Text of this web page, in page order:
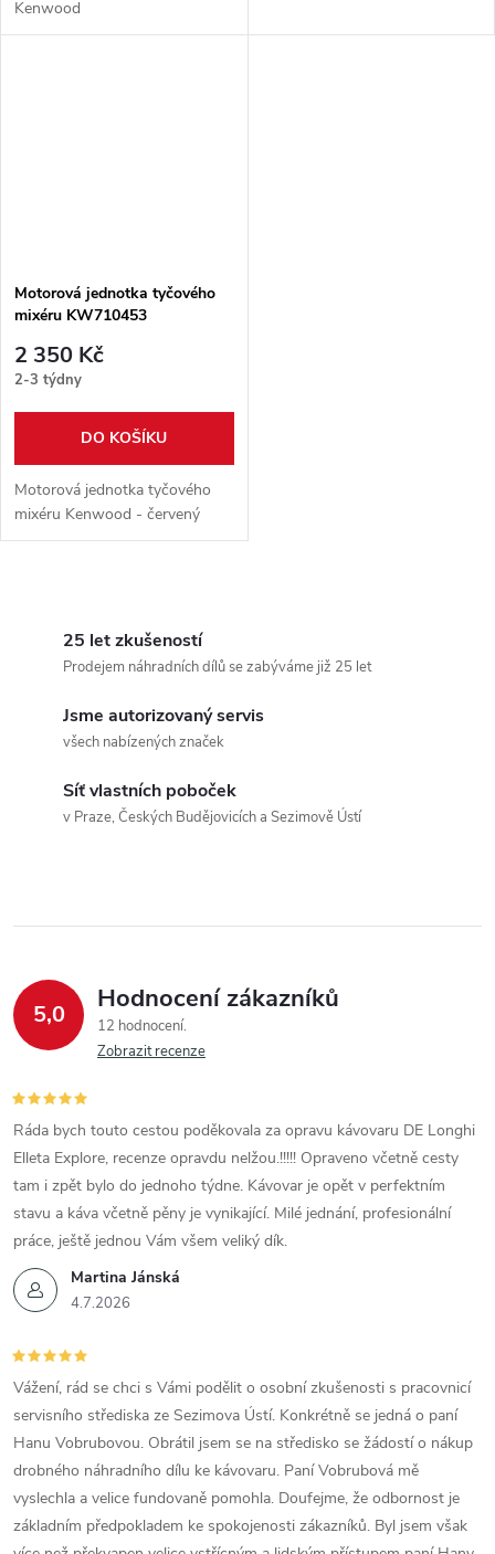
Kenwood
Motorová jednotka tyčového
mixéru KW710453
2 350 Kč
2-3 týdny
DO KOŠÍKU
Motorová jednotka tyčového
mixéru Kenwood - červený
í
r
v
k
y
v
ý
p
i
s
u
25 let zkušeností
Prodejem náhradních dílů se zabýváme již 25 let
Jsme autorizovaný servis
všech nabízených značek
Síť vlastních poboček
v Praze, Českých Budějovicích a Sezimově Ústí
5,0 Hodnocení zákazníků
12 hodnocení
Zobrazit recenze
Martina Jánská
4.7.2026
Ráda bych touto cestou poděkovala za opravu kávovaru DE Longhi
Elleta Explore, recenze opravdu nelžou.!!!!! Opraveno včetně cesty
tam i zpět bylo do jednoho týdne. Kávovar je opět v perfektním
stavu a káva včetně pěny je vynikající. Milé jednání, profesionální
práce, ještě jednou Vám všem veliký dík.
Vážení, rád se chci s Vámi podělit o osobní zkušenosti s pracovnicí
servisního střediska ze Sezimova Ústí. Konkrétně se jedná o paní
Hanu Vobrubovou. Obrátil jsem se na středisko se žádostí o nákup
drobného náhradního dílu ke kávovaru. Paní Vobrubová mě
vyslechla a velice fundovaně pomohla. Doufejme, že odbornost je
základním předpokladem ke spokojenosti zákazníků. Byl jsem však